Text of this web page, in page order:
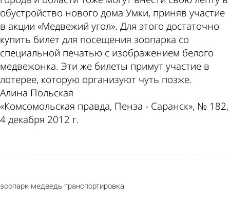
обустройство нового дома Умки, приняв участие
в акции «Медвежий угол». Для этого достаточно
купить билет для посещения зоопарка со
специальной печатью с изображением белого
медвежонка. Эти же билеты примут участие в
лотерее, которую организуют чуть позже.
Алина Польская
«Комсомольская правда, Пенза - Саранск», № 182,
4 декабря 2012 г.
зоопарк медведь транспортировка